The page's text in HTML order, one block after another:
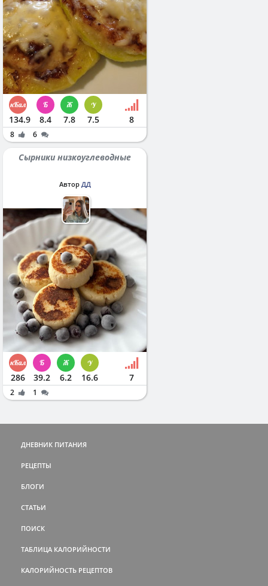
134.9 8.4 7.8 7.5 8
8 6
Сырники низкоуглеводные
Автор ДД
286 39.2 6.2 16.6 7
2 1
ДНЕВНИК ПИТАНИЯ
РЕЦЕПТЫ
БЛОГИ
СТАТЬИ
ПОИСК
ТАБЛИЦА КАЛОРИЙНОСТИ
КАЛОРИЙНОСТЬ РЕЦЕПТОВ